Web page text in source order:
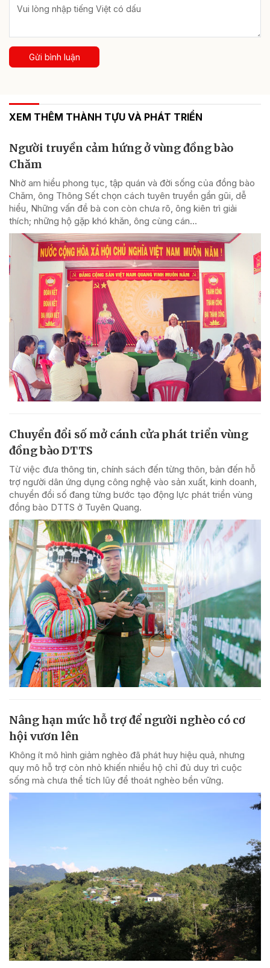
Gửi bình luận
XEM THÊM THÀNH TỰU VÀ PHÁT TRIỂN
Người truyền cảm hứng ở vùng đồng bào
Chăm
Nhờ am hiểu phong tục, tập quán và đời sống của đồng bào
Chăm, ông Thông Sết chọn cách tuyên truyền gần gũi, dễ
hiểu, Những vấn đề bà con còn chưa rõ, ông kiên trì giải
thích; những hộ gặp khó khăn, ông cùng cán...
Chuyển đổi số mở cánh cửa phát triển vùng
đồng bào DTTS
Từ việc đưa thông tin, chính sách đến từng thôn, bản đến hỗ
trợ người dân ứng dụng công nghệ vào sản xuất, kinh doanh,
chuyển đổi số đang từng bước tạo động lực phát triển vùng
đồng bào DTTS ở Tuyên Quang.
Nâng hạn mức hỗ trợ để người nghèo có cơ
hội vươn lên
Không ít mô hình giảm nghèo đã phát huy hiệu quả, nhưng
quy mô hỗ trợ còn nhỏ khiến nhiều hộ chỉ đủ duy trì cuộc
sống mà chưa thể tích lũy để thoát nghèo bền vững.